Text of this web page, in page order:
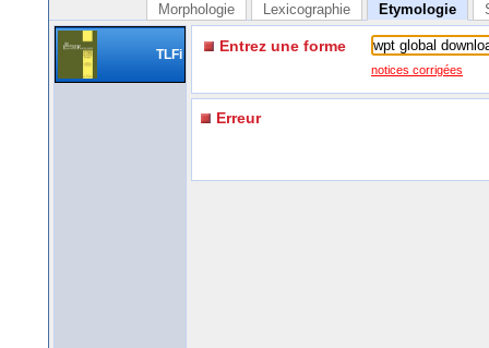
Morphologie Lexicographie Etymologie
TLFi Entrez une forme
notices corrigées
Erreur